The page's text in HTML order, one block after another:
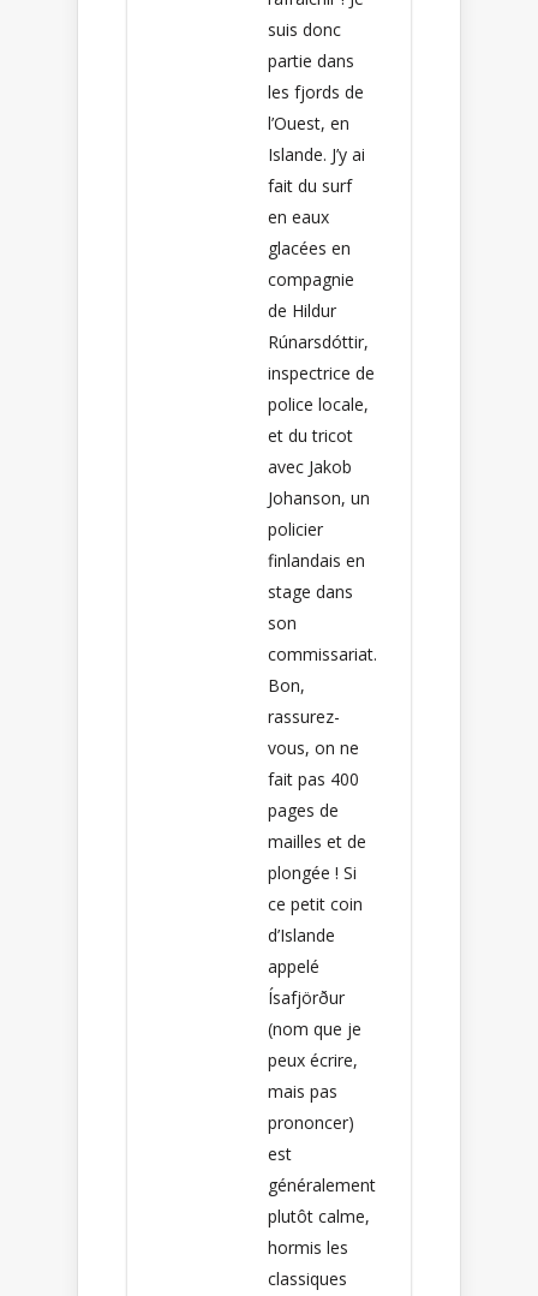
suis donc
partie dans
les fjords de
l’Ouest, en
Islande. J’y ai
fait du surf
en eaux
glacées en
compagnie
de Hildur
Rúnarsdóttir,
inspectrice de
police locale,
et du tricot
avec Jakob
Johanson, un
policier
finlandais en
stage dans
son
commissariat.
Bon,
rassurez-
vous, on ne
fait pas 400
pages de
mailles et de
plongée ! Si
ce petit coin
d’Islande
appelé
Ísafjörður
(nom que je
peux écrire,
mais pas
prononcer)
est
généralement
plutôt calme,
hormis les
classiques